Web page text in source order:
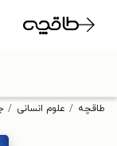
طاقچه علوم انسانی